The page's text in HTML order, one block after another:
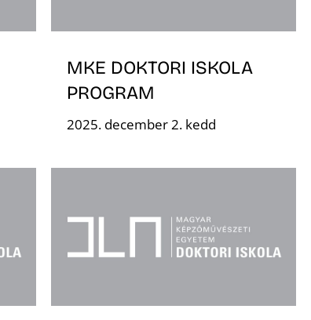
MKE DOKTORI ISKOLA
PROGRAM
2025. december 2. kedd